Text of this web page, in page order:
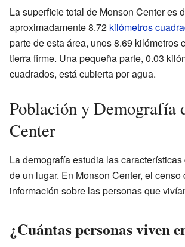
La superficie total de Monson Center es
aproximadamente 8.72 kilómetros
parte de esta área, unos 8.69 kilómetros
tierra firme. Una pequeña parte, 0.03
cuadrados, está cubierta por agua.
Población y Demografía
Center
La demografía estudia las
de un lugar. En Monson Center, el
información sobre las personas que
¿Cuántas personas viven